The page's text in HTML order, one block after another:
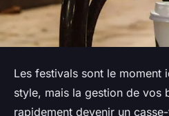
Les festivals sont le moment
style, mais la gestion de vos
rapidement devenir un